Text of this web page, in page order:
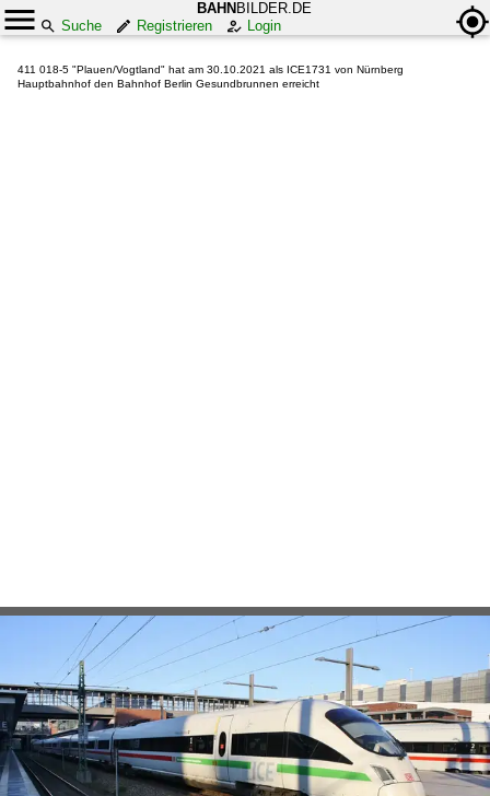
BAHN BILDER.DE
Suche
Registrieren Login
411 018-5 "Plauen/Vogtland" hat am 30.10.2021 als ICE1731 von Nürnberg
Hauptbahnhof den Bahnhof Berlin Gesundbrunnen erreicht